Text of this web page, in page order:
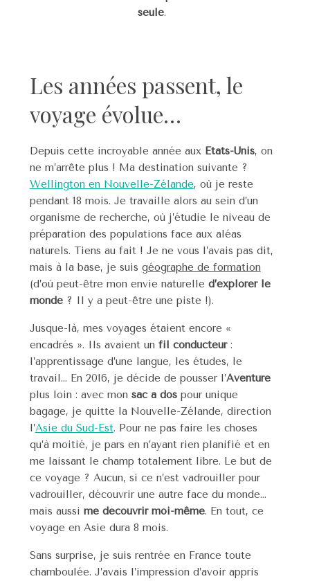
seule.
Les années passent, le
voyage évolue…
Depuis cette incroyable année aux États-Unis, on
ne m’arrête plus ! Ma destination suivante ?
Wellington en Nouvelle-Zélande, où je reste
pendant 18 mois. Je travaille alors au sein d’un
organisme de recherche, où j’étudie le niveau de
préparation des populations face aux aléas
naturels. Tiens au fait ! Je ne vous l’avais pas dit,
mais à la base, je suis géographe de formation
(d’où peut-être mon envie naturelle d’explorer le
monde? Il y a peut-être une piste !).
Jusque-là, mes voyages étaient encore «
encadrés ». Ils avaient un fil conducteur:
l’apprentissage d’une langue, les études, le
travail… En 2016, je décide de pousser l’Aventure
plus loin : avec mon sac à dospour unique
bagage, je quitte la Nouvelle-Zélande, direction
l’Asie du Sud-Est. Pour ne pas faire les choses
qu’à moitié, je pars en n’ayant rien planifié et en
me laissant le champ totalement libre. Le but de
ce voyage ? Aucun, si ce n’est vadrouiller pour
vadrouiller, découvrir une autre face du monde…
mais aussi me découvrir moi-même. En tout, ce
voyage en Asie dura 8 mois.
Sans surprise, je suis rentrée en France toute
chamboulée. J’avais l’impression d’avoir appris